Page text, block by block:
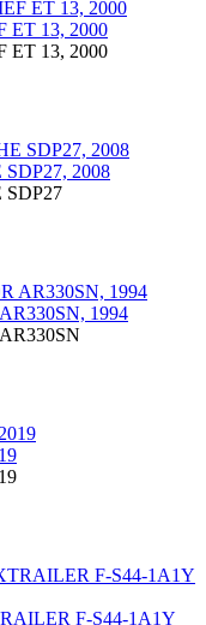
ET 13, 2000
ET 13, 2000
2008
1994
F-S44-1A1Y